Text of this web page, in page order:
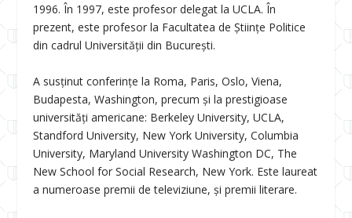
1996. În 1997, este profesor delegat la UCLA. În
prezent, este profesor la Facultatea de Științe Politice
din cadrul Universității din București.
A susținut conferințe la Roma, Paris, Oslo, Viena,
Budapesta, Washington, precum și la prestigioase
universități americane: Berkeley University, UCLA,
Standford University, New York University, Columbia
University, Maryland University Washington DC, The
New School for Social Research, New York. Este laureat
a numeroase premii de televiziune, și premii literare.